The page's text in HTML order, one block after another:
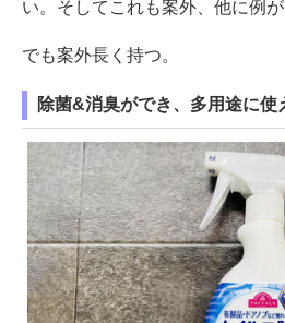
い。そしてこれも案外、他に例が
でも案外長く持つ。
除菌&消臭ができ、多用途に使